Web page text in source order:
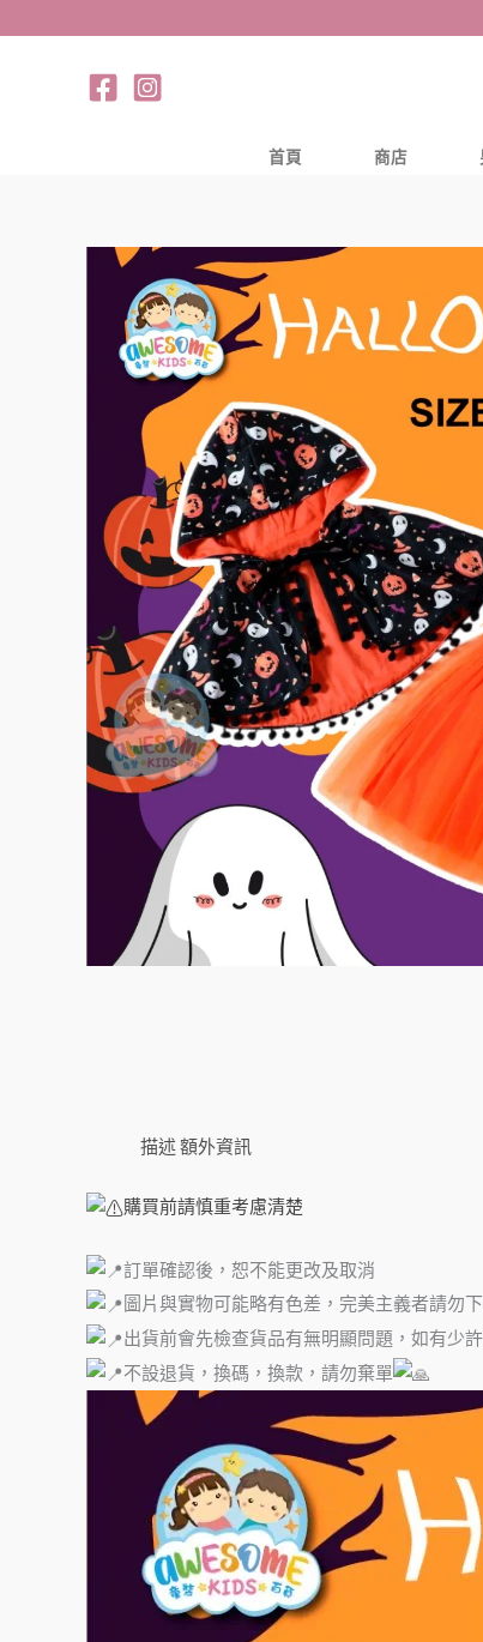
首頁 商店
描述額外資訊
購買前請慎重考慮清楚
訂單確認後，恕不能更改及取消
圖片與實物可能略有色差，完美主義者請勿
出貨前會先檢查貨品有無明顯問題，如有少
不設退貨，換碼，換款，請勿棄單